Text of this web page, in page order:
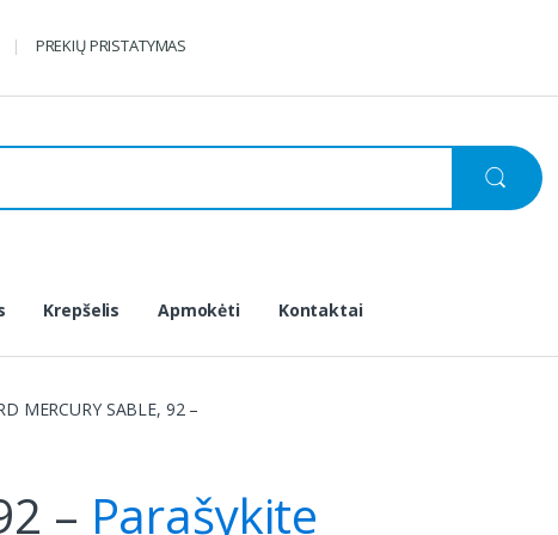
PREKIŲ PRISTATYMAS
Krepšelis Apmokėti Kontaktai
MERCURY SABLE, 92 –
– Parašykite